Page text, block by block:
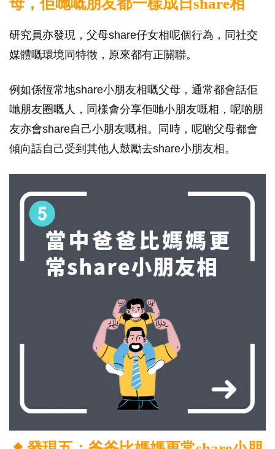
母，佢哋嘅朋友都一樣成日share相
研究員亦發現，父母share仔女相呢個行為，同社交
媒體嘅環境同特徵，原來都有正關聯。
例如係恆常地share小朋友相嘅父母，通常都會話佢
哋朋友圈嘅人，同樣會分享佢哋小朋友嘅相，呢啲朋
友亦會share自己小朋友嘅相。同時，呢啲父母都會
傾向話自己受到其他人鼓勵去share小朋友相。